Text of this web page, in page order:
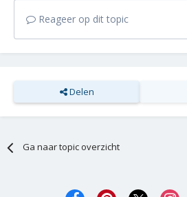
Reageer op dit topic
Delen
Ga naar topic overzicht